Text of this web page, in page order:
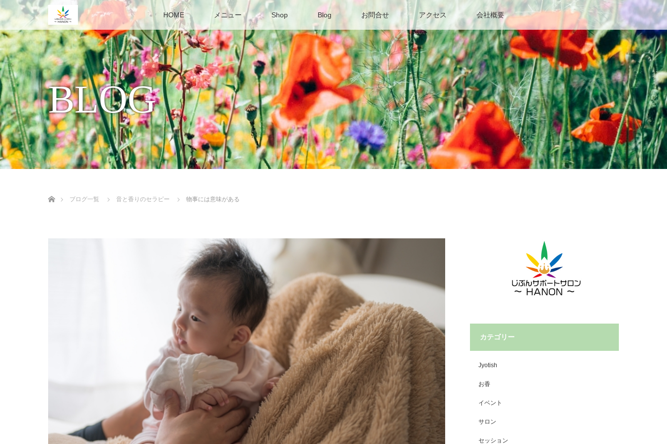
HOME メニュー Shop Blog お問合せ アクセス 会社概要
BLOG
ブログ一覧
音と香りのセラピー 物事には意味がある
カテゴリー
Jyotish
お香
イベント
サロン
セッション